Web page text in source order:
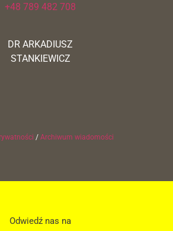
+48 789 482 708
DR ARKADIUSZ
STANKIEWICZ
/ Archiwum wiadomości
Odwiedź nas na